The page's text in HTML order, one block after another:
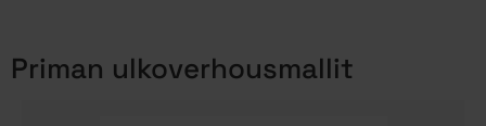
Priman ulkoverhousmallit